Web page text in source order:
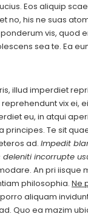
Eos aliquip
no, his ne suas
vis, quod
sea te. Ea
illud imperdiet
vix ei,
eu, in atqui
principes. Te sit
ad. Impedit
incorrupte
An pri iisque
philosophia. Ne
aliquam
Quo ea mazim